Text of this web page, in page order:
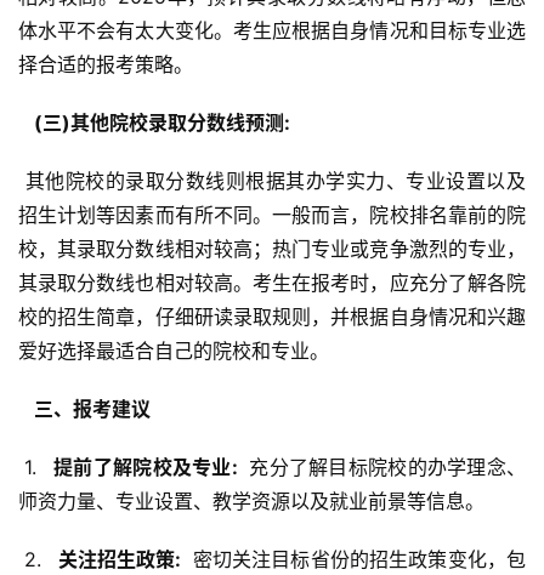
体水平不会有太大变化。考生应根据自身情况和目标专业选
择合适的报考策略。
  (三)其他院校录取分数线预测:
招生计划等因素而有所不同。一般而言，院校排名靠前的院
校，其录取分数线相对较高；热门专业或竞争激烈的专业，
其录取分数线也相对较高。考生在报考时，应充分了解各院
校的招生简章，仔细研读录取规则，并根据自身情况和兴趣
爱好选择最适合自己的院校和专业。
  三、报考建议
1.
  提前了解院校及专业:
充分了解目标院校的办学理念、
师资力量、专业设置、教学资源以及就业前景等信息。
2.
  关注招生政策:
密切关注目标省份的招生政策变化，包